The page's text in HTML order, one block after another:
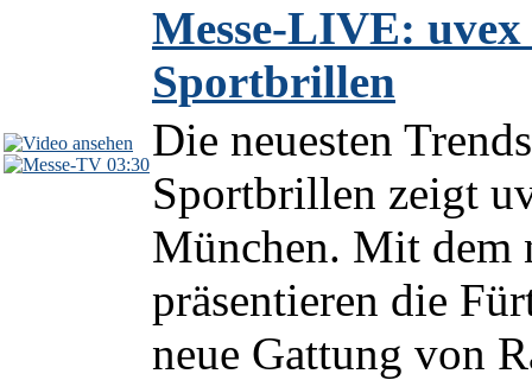
03:30
Messe-LIVE:
Sportbrillen
Die neuesten
Sportbrillen zeigt
München. Mit dem
präsentieren die
neue Gattung von